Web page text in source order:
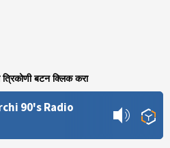
बटन क्लिक करा
90's Radio